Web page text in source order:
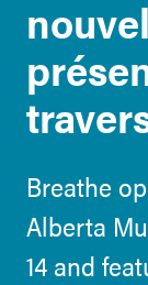
Breathe
Alberta
14 and